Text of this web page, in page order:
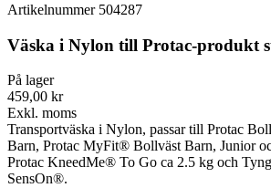
Artikelnummer 504287
Väska i Nylon till Protac-produkt
På lager
459,00 kr
Exkl. moms
Transportväska i Nylon, passar till Protac
Barn, Protac MyFit® Bollväst Barn, Junior
Protac KneedMe® To Go ca 2.5 kg och
SensOn®.